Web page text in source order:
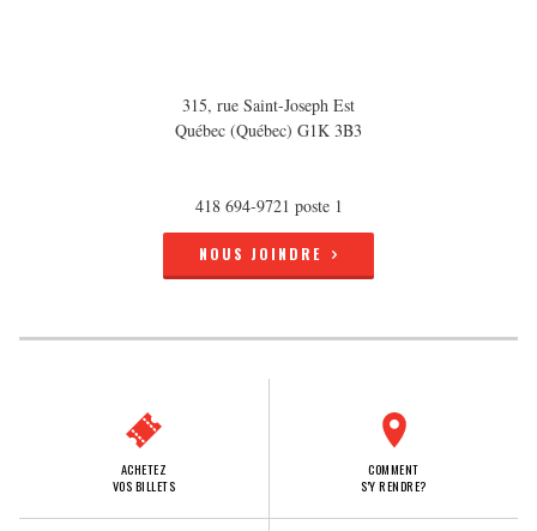
315, rue Saint-Joseph Est
Québec (Québec) G1K 3B3
418 694-9721 poste 1
NOUS JOINDRE
ACHETEZ
VOS BILLETS
COMMENT
S'Y RENDRE?